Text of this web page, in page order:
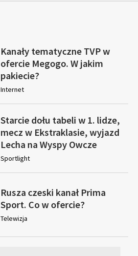
Kanały tematyczne TVP w
ofercie Megogo. W jakim
pakiecie?
Internet
Starcie dołu tabeli w 1. lidze,
mecz w Ekstraklasie, wyjazd
Lecha na Wyspy Owcze
Sportlight
Rusza czeski kanał Prima
Sport. Co w ofercie?
Telewizja